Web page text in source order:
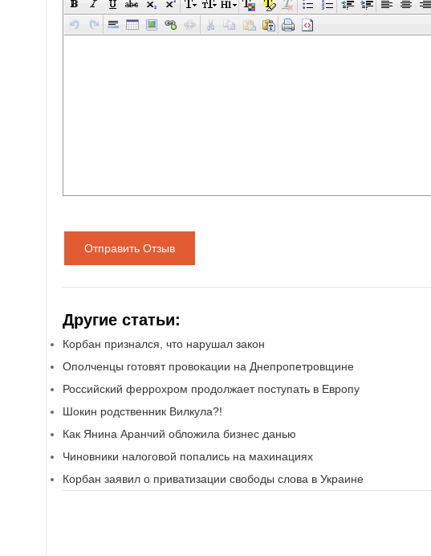
Отправить Отзыв
Другие статьи:
Корбан признался, что нарушал закон
Ополченцы готовят провокации на Днепропетровщине
Российский феррохром продолжает поступать в Европу
Шокин родственник Вилкула?!
Как Янина Аранчий обложила бизнес данью
Чиновники налоговой попались на махинациях
Корбан заявил о приватизации свободы слова в Украине